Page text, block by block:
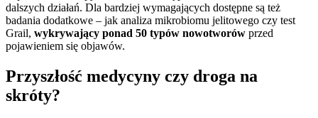
dalszych działań. Dla bardziej wymagających dostępne są też
badania dodatkowe – jak analiza mikrobiomu jelitowego czy test
Grail, wykrywający ponad 50 typów nowotworów przed
pojawieniem się objawów.
Przyszłość medycyny czy droga na
skróty?